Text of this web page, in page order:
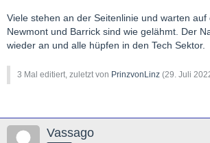
Viele stehen an der Seitenlinie und warten auf
Newmont und Barrick sind wie gelähmt. Der
wieder an und alle hüpfen in den Tech Sektor.
3 Mal editiert, zuletzt von PrinzvonLinz (29. Juli
Vassago